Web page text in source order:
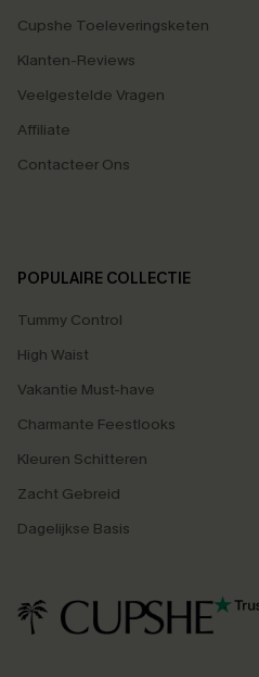
Cupshe Toeleveringsketen
Klanten-Reviews
Veelgestelde Vragen
Affiliate
Contacteer Ons
POPULAIRE COLLECTIE
Tummy Control
High Waist
Vakantie Must-have
Charmante Feestlooks
Kleuren Schitteren
Zacht Gebreid
Dagelijkse Basis